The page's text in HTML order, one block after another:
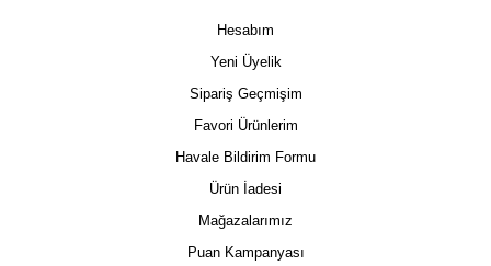
Hesabım
Yeni Üyelik
Sipariş Geçmişim
Favori Ürünlerim
Havale Bildirim Formu
Ürün İadesi
Mağazalarımız
Puan Kampanyası